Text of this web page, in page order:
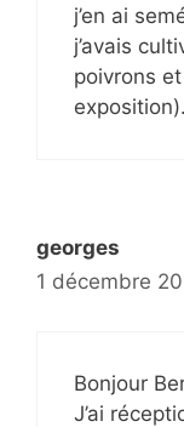
j’en ai
j’avais
poivrons
exposition).
georges
1 décembre
Bonjour
J’ai